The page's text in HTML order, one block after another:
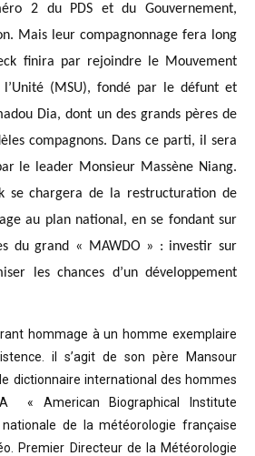
2 du PDS et du Gouvernement,
Mais leur compagnonnage fera long
finira par rejoindre le Mouvement
(MSU), fondé par le défunt et
Dia, dont un des grands pères de
compagnons. Dans ce parti, il sera
le leader Monsieur Massène Niang.
se chargera de la restructuration de
au plan national, en se fondant sur
du grand « MAWDO » : investir sur
les chances d’un développement
hommage à un homme exemplaire
il s’agit de son père Mansour
dictionnaire international des hommes
« American Biographical Institute
nationale de la météorologie française
Premier Directeur de la Météorologie